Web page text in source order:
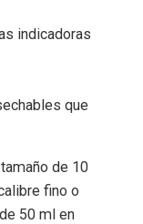
indicadoras
que
de 10
fino o
50 ml en